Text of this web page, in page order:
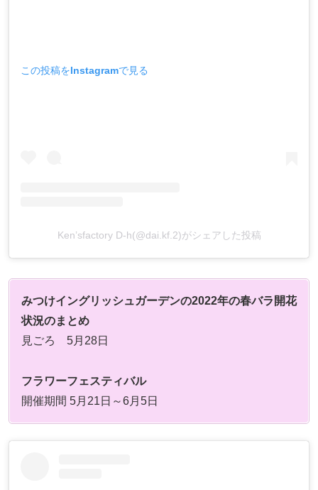
この投稿をInstagramで見る
Ken’sfactory D-h(@dai.kf.2)がシェアした投稿
みつけイングリッシュガーデンの2022年の春バラ開花
状況のまとめ
見ごろ 5月28日
フラワーフェスティバル
開催期間 5月21日～6月5日